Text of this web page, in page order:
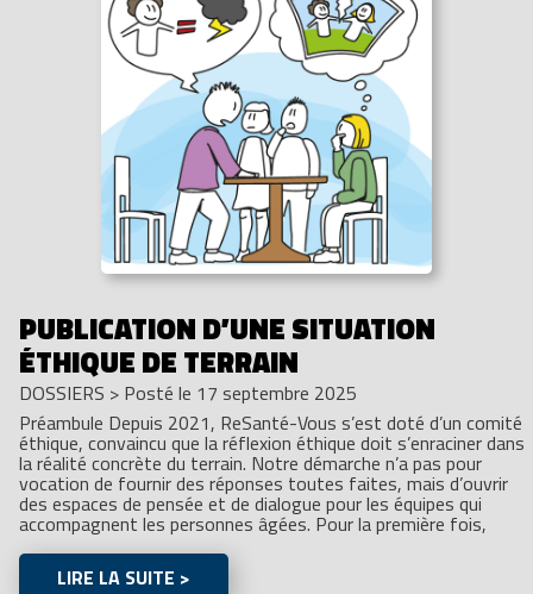
PUBLICATION D’UNE SITUATION
ÉTHIQUE DE TERRAIN
DOSSIERS > Posté le 17 septembre 2025
Préambule Depuis 2021, ReSanté-Vous s’est doté d’un comité
éthique, convaincu que la réflexion éthique doit s’enraciner dans
la réalité concrète du terrain. Notre démarche n’a pas pour
vocation de fournir des réponses toutes faites, mais d’ouvrir
des espaces de pensée et de dialogue pour les équipes qui
accompagnent les personnes âgées. Pour la première fois,
LIRE LA SUITE >